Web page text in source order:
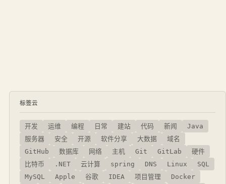
标签云
开发 运维 编程 日常 建站 代码 新闻
Java
服务器
安全 开源 软件分享 大数据
域名
GitHub
数据库 网络 主机 Git GitLab
硬件
比特币
.NET 云计算 spring DNS Linux
SQL
MySQL
Apple 谷歌 IDEA 项目管理
Docker